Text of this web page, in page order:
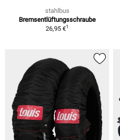
stahlbus
Bremsentlüftungsschraube
26,95 €1